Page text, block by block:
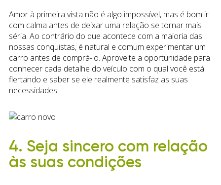
Amor à primeira vista não é algo impossível, mas é bom ir
com calma antes de deixar uma relação se tornar mais
séria. Ao contrário do que acontece com a maioria das
nossas conquistas, é natural e comum experimentar um
carro antes de comprá-lo. Aproveite a oportunidade para
conhecer cada detalhe do veículo com o qual você está
flertando e saber se ele realmente satisfaz as suas
necessidades.
4. Seja sincero com relação
às suas condições